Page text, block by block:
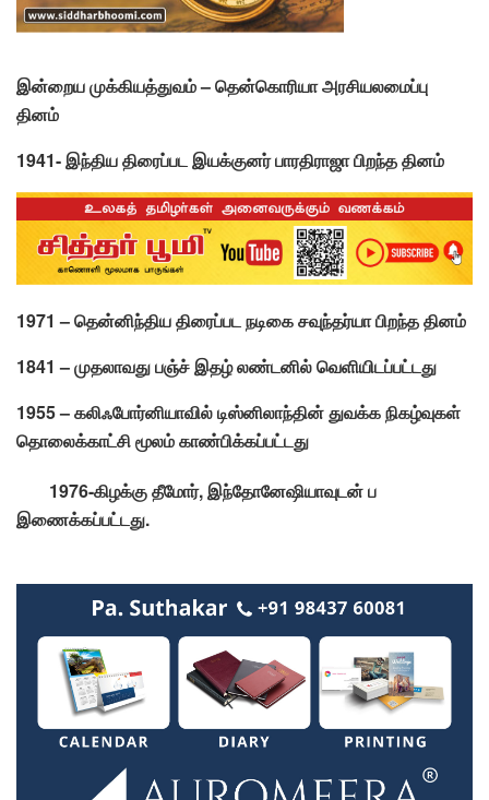
இன்றைய முக்கியத்துவம் – தென்கொரியா அரசியலமைப்பு
தினம்
1941- இந்திய திரைப்பட இயக்குனர் பாரதிராஜா பிறந்த தினம்
1971 – தென்னிந்திய திரைப்பட நடிகை சவுந்தர்யா பிறந்த தினம்
1841 – முதலாவது பஞ்ச் இதழ் லண்டனில் வெளியிடப்பட்டது
1955 – கலிஃபோர்னியாவில் டிஸ்னிலாந்தின் துவக்க நிகழ்வுகள்
தொலைக்காட்சி மூலம் காண்பிக்கப்பட்டது
1976-கிழக்கு தீமோர், இந்தோனேஷியாவுடன் ப
இணைக்கப்பட்டது.